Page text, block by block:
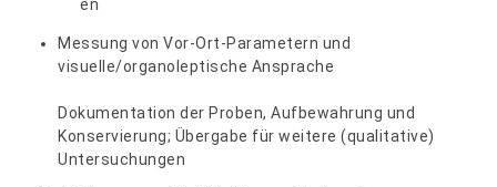
en
Messung von Vor-Ort-Parametern und
visuelle/organoleptische Ansprache
Dokumentation der Proben, Aufbewahrung und
Konservierung; Übergabe für weitere (qualitative)
Untersuchungen